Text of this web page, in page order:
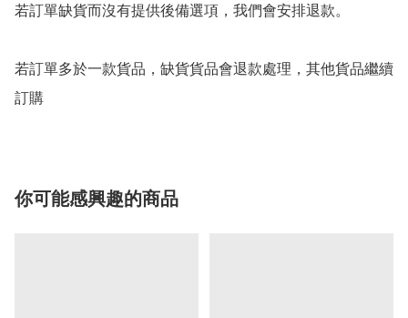
若訂單缺貨而沒有提供後備選項，我們會安排退款。
若訂單多於一款貨品，缺貨貨品會退款處理，其他貨品繼續
你可能感興趣的商品